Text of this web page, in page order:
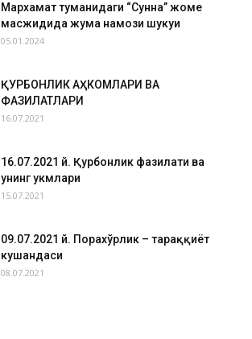
Мархамат туманидаги “Сунна” жоме
масжидида жума намози шукуҳи
05.01.2024
ҚУРБОНЛИК АҲКОМЛАРИ ВА
ФАЗИЛАТЛАРИ
16.07.2021
16.07.2021 й. Қурбонлик фазилати ва
унинг ҳукмлари
15.07.2021
09.07.2021 й. Порахўрлик – тараққиёт
кушандаси
08.07.2021